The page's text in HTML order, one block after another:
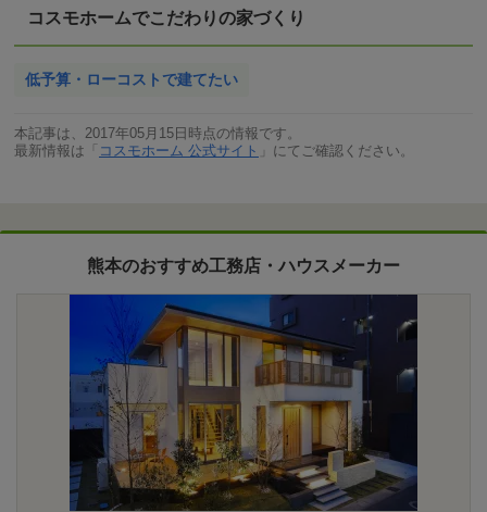
コスモホームでこだわりの家づくり
低予算・ローコストで建てたい
本記事は、2017年05月15日時点の情報です。
最新情報は「
コスモホーム 公式サイト 」にてご確認ください。
熊本のおすすめ工務店・ハウスメーカー